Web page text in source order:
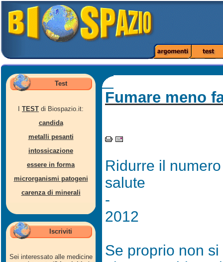
Test
TEST di Biospazio.it:
candida
metalli pesanti
intossicazione
essere in forma
microrganismi patogeni
carenza di minerali
Iscriviti
Sei interessato alle medicine
Fumare meno
Ridurre il
salute
-
2012
Se proprio non